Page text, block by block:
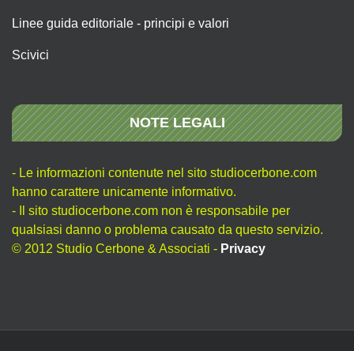
Linee guida editoriale - principi e valori
Scivici
NOTE LEGALI
- Le informazioni contenute nel sito studiocerbone.com
hanno carattere unicamente informativo.
- Il sito studiocerbone.com non è responsabile per
qualsiasi danno o problema causato da questo servizio.
© 2012 Studio Cerbone & Associati - Privacy